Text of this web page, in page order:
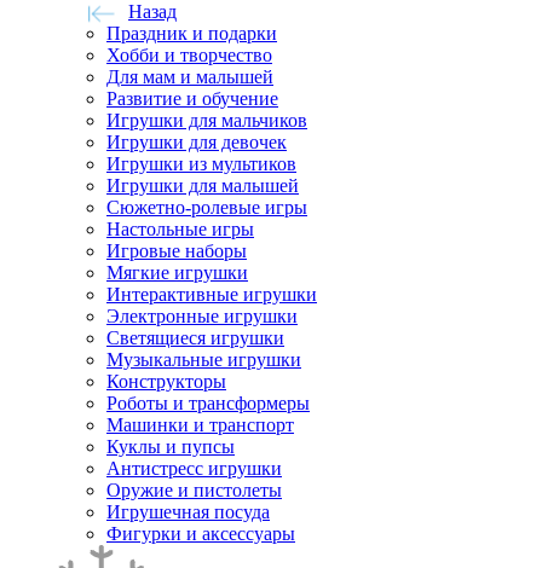
Назад
Праздник и подарки
Хобби и творчество
Для мам и малышей
Развитие и обучение
Игрушки для мальчиков
Игрушки для девочек
Игрушки из мультиков
Игрушки для малышей
Сюжетно-ролевые игры
Настольные игры
Игровые наборы
Мягкие игрушки
Интерактивные игрушки
Электронные игрушки
Светящиеся игрушки
Музыкальные игрушки
Конструкторы
Роботы и трансформеры
Машинки и транспорт
Куклы и пупсы
Антистресс игрушки
Оружие и пистолеты
Игрушечная посуда
Фигурки и аксессуары